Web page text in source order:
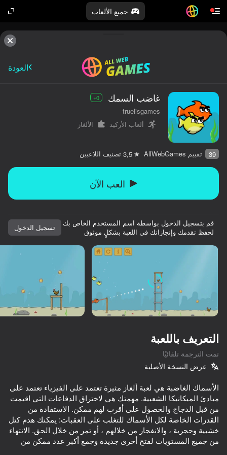
جميع الألعاب
تدوير الجهاز
هذه اللعبة تدعم اتجاه المناظر الطبيعية
العب
Oceanscapes - Secrets of the Lost Treasures
79
Cure the cats!
40
Hamster Escape: Prison
48
Bottles
العودة
غاضب السمك 0+
truelisgames
ألعاب الأركيد
الألغاز
39 تقييم AllWebGames 3,5 تصنيف اللاعبين
العب الآن
قم بتسجيل الدخول بواسطة اسم المستخدم الخاص بك
لحفظ تقدمك وإنجازاتك في اللعبة بشكلٍ موثوق
تسجيل الدخول
التعريف باللعبة
تمت الترجمة تلقائيًا
عرض النسخة الأصلية
الأسماك الغاضبة هي لعبة ألغاز مثيرة تعتمد على الفيزياء تعتمد على
مبادئ الميكانيكا الشعبية. مهمتك هي لاختراق الدفاعات التي اقيمت
من قبل الدجاج والحصول على أقرب لهم ممكن. الاستفادة من
القدرات الخاصة لكل الأسماك للتغلب على العقبات: يمكنك هدم كتل
خشبية وحجرية ، والانفجار من خلالهم ، أو تمر من خلال الحق. الانتهاء
من جميع المستويات لفتح أخرى جديدة وجمع أكبر عدد ممكن من